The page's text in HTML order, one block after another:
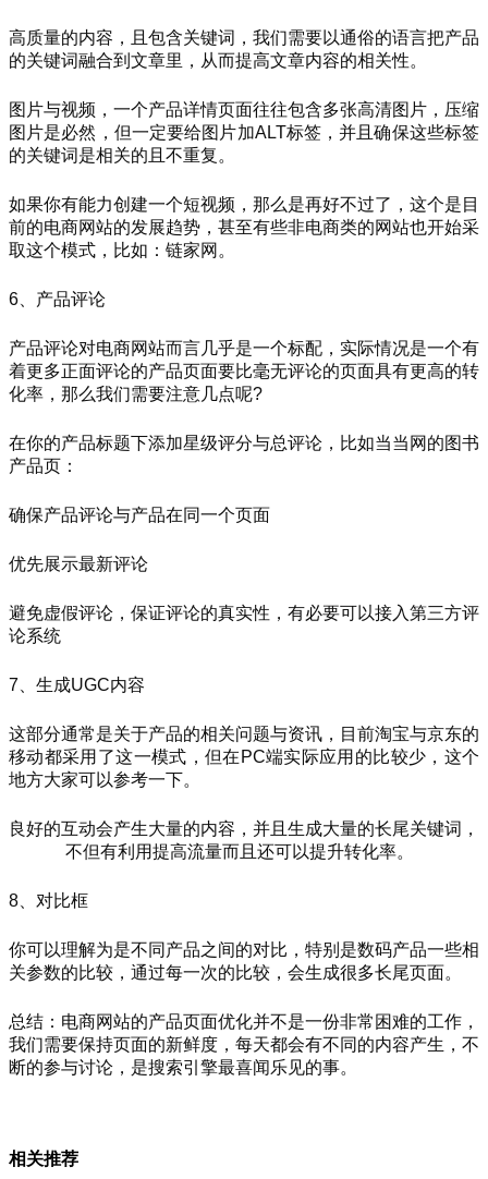
高质量的内容，且包含关键词，我们需要以通俗的语言把产品
的关键词融合到文章里，从而提高文章内容的相关性。
图片与视频，一个产品详情页面往往包含多张高清图片，压缩
图片是必然，但一定要给图片加ALT标签，并且确保这些标签
的关键词是相关的且不重复。
如果你有能力创建一个短视频，那么是再好不过了，这个是目
前的电商网站的发展趋势，甚至有些非电商类的网站也开始采
取这个模式，比如：链家网。
6、产品评论
产品评论对电商网站而言几乎是一个标配，实际情况是一个有
着更多正面评论的产品页面要比毫无评论的页面具有更高的转
化率，那么我们需要注意几点呢?
在你的产品标题下添加星级评分与总评论，比如当当网的图书
产品页：
确保产品评论与产品在同一个页面
优先展示最新评论
避免虚假评论，保证评论的真实性，有必要可以接入第三方评
论系统
7、生成UGC内容
这部分通常是关于产品的相关问题与资讯，目前淘宝与京东的
移动都采用了这一模式，但在PC端实际应用的比较少，这个
地方大家可以参考一下。
良好的互动会产生大量的内容，并且生成大量的长尾关键词，
不但有利用提高流量而且还可以提升转化率。
8、对比框
你可以理解为是不同产品之间的对比，特别是数码产品一些相
关参数的比较，通过每一次的比较，会生成很多长尾页面。
总结：电商网站的产品页面优化并不是一份非常困难的工作，
我们需要保持页面的新鲜度，每天都会有不同的内容产生，不
断的参与讨论，是搜索引擎最喜闻乐见的事。
相关推荐